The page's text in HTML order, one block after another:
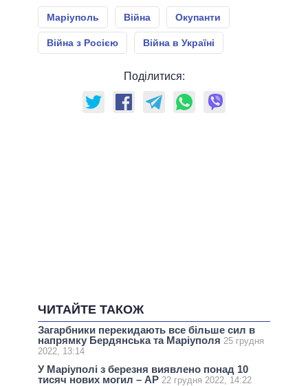
Маріуполь Війна Окупанти
Війна з Росією Війна в Україні
Поділитися:
ЧИТАЙТЕ ТАКОЖ
Загарбники перекидають все більше сил в
напрямку Бердянська та Маріуполя 25 грудня
2022, 13:14
У Маріуполі з березня виявлено понад 10
тисяч нових могил – АР 22 грудня 2022, 14:22